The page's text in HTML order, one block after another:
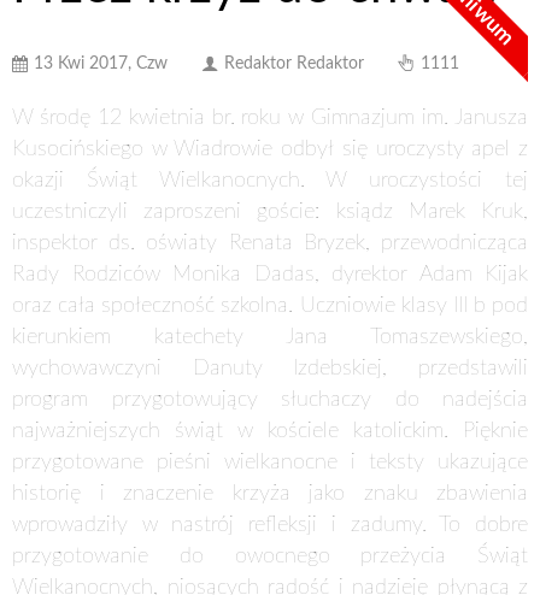
13 Kwi 2017, Czw Redaktor Redaktor 1111
W środę 12 kwietnia br. roku w Gimnazjum im. Janusza
Kusocińskiego w Wiadrowie odbył się uroczysty apel z
okazji Świąt Wielkanocnych. W uroczystości tej
uczestniczyli zaproszeni goście: ksiądz Marek Kruk,
inspektor ds. oświaty Renata Bryzek, przewodnicząca
Rady Rodziców Monika Dadas, dyrektor Adam Kijak
oraz cała społeczność szkolna. Uczniowie klasy III b pod
kierunkiem katechety Jana Tomaszewskiego,
wychowawczyni Danuty Izdebskiej, przedstawili
program przygotowujący słuchaczy do nadejścia
najważniejszych świąt w kościele katolickim. Pięknie
przygotowane pieśni wielkanocne i teksty ukazujące
historię i znaczenie krzyża jako znaku zbawienia
wprowadziły w nastrój refleksji i zadumy. To dobre
przygotowanie do owocnego przeżycia Świąt
Wielkanocnych, niosących radość i nadzieję płynącą z